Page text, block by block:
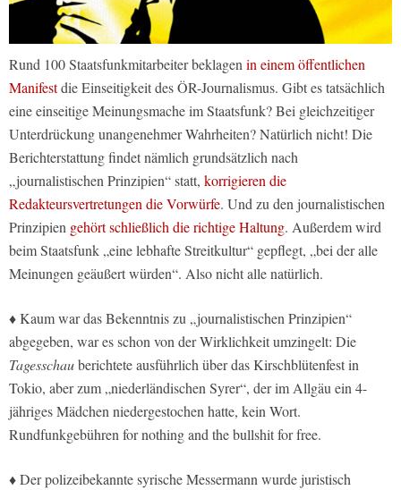
Rund 100 Staatsfunkmitarbeiter beklagenin einem öffentlichen
Manifestdie Einseitigkeit des ÖR-Journalismus. Gibt es tatsächlich
eine einseitige Meinungsmache im Staatsfunk? Bei gleichzeitiger
Unterdrückung unangenehmer Wahrheiten? Natürlich nicht! Die
Berichterstattung findet nämlich grundsätzlich nach
„journalistischen Prinzipien“ statt, korrigieren die
Redakteursvertretungen die Vorwürfe. Und zu den journalistischen
Prinzipien gehört schließlich die richtige Haltung. Außerdem wird
beim Staatsfunk „eine lebhafte Streitkultur“ gepflegt, „bei der alle
Meinungen geäußert würden“. Also nicht alle natürlich.
♦ Kaum war das Bekenntnis zu „journalistischen Prinzipien“
abgegeben, war es schon von der Wirklichkeit umzingelt: Die
Tagesschauberichtete ausführlich über das Kirschblütenfest in
Tokio, aber zum „niederländischen Syrer“, der im Allgäu ein 4-
jähriges Mädchen niedergestochen hatte, kein Wort.
Rundfunkgebühren for nothing and the bullshit for free.
♦ Der polizeibekannte syrische Messermann wurde juristisch